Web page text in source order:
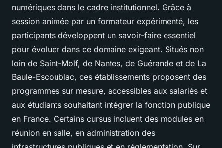
numériques dans le cadre institutionnel. Grâce à
session animée par un formateur expérimenté, les
participants développent un savoir-faire essentiel
pour évoluer dans ce domaine exigeant. Situés non
loin de Saint-Molf, de Nantes, de Guérande et de La
Baule-Escoublac, ces établissements proposent des
programmes sur mesure, accessibles aux salariés et
aux étudiants souhaitant intégrer la fonction publique
en France. Certains cursus incluent des modules en
réunion en salle, en administration des